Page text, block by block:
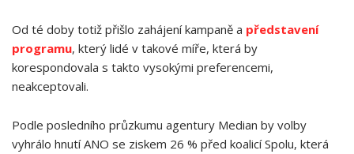
Od té doby totiž přišlo zahájení kampaně a představení
programu, který lidé v takové míře, která by
korespondovala s takto vysokými preferencemi,
neakceptovali.
Podle posledního průzkumu agentury Median by volby
vyhrálo hnutí ANO se ziskem 26 % před koalicí Spolu, která